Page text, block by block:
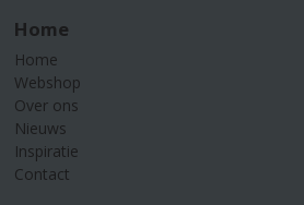
Home
Home
Webshop
Over ons
Nieuws
Inspiratie
Contact